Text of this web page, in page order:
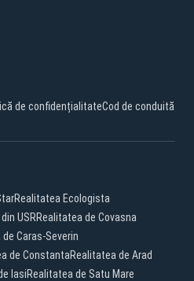
de confidențialitateCod de conduită
Realitatea Ecologista
USRRealitatea de Covasna
Caras-Severin
de ConstantaRealitatea de Arad
IasiRealitatea de Satu Mare